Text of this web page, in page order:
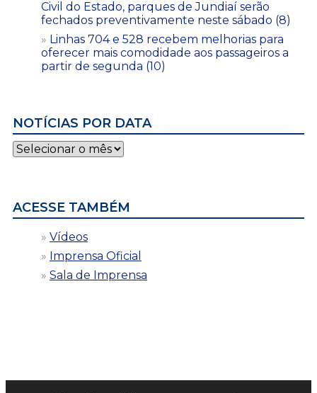
Civil do Estado, parques de Jundiaí serão
fechados preventivamente neste sábado (8)
Linhas 704 e 528 recebem melhorias para
oferecer mais comodidade aos passageiros a
partir de segunda (10)
NOTÍCIAS POR DATA
Notícias
por
ACESSE TAMBÉM
Vídeos
Imprensa Oficial
Sala de Imprensa